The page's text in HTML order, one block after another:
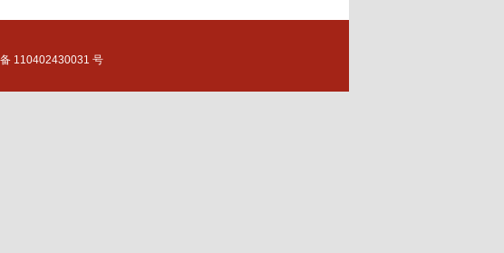
110402430031 号